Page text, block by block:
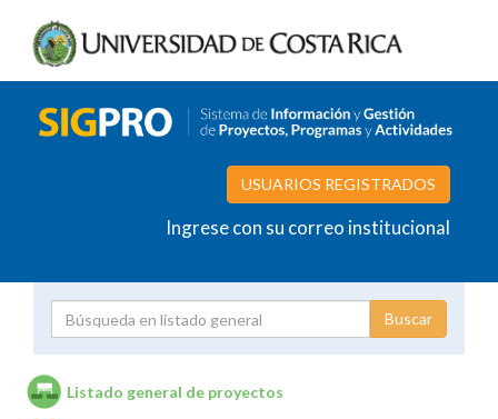
USUARIOS REGISTRADOS
Ingrese con su correo institucional
Listado general de proyectos